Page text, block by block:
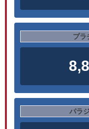
プラ
パラ